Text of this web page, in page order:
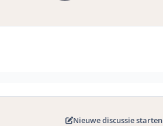
Nieuwe discussie starten